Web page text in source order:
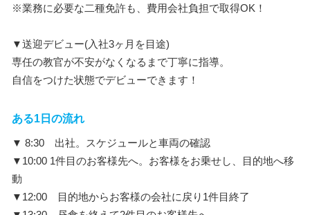
※業務に必要な二種免許も、費用会社負担で取得OK！
▼送迎デビュー(入社3ヶ月を目途)
専任の教官が不安がなくなるまで丁寧に指導。
自信をつけた状態でデビューできます！
ある1日の流れ
▼ 8:30 出社。スケジュールと車両の確認
▼10:00 1件目のお客様先へ。お客様をお乗せし、目的地へ移
動
▼12:00 目的地からお客様の会社に戻り1件目終了